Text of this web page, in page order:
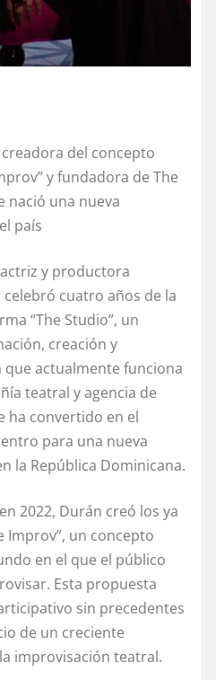
del concepto
y fundadora de The
nació una nueva
país
actriz y productora
cuatro años de la
“The Studio”, un
creación y
actualmente funciona
teatral y agencia de
ha convertido en el
para una nueva
la República Dominicana.
2022, Durán creó los ya
Improv”, un concepto
en el que el público
Esta propuesta
sin precedentes
de un creciente
improvisación teatral.